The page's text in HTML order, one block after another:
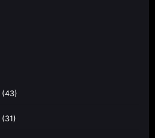
(43)
(31)